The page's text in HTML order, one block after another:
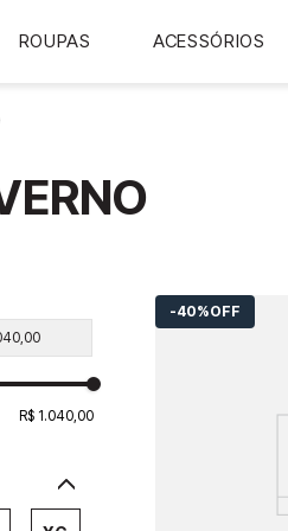
ROUPAS ACESSÓRIOS
R$ 1.040,00
40%OFF